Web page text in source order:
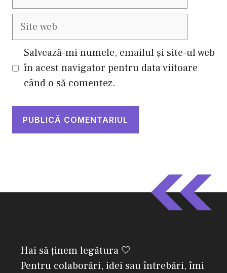
Site
Salvează-mi numele, emailul și site-ul web
în acest navigator pentru data viitoare
când o să comentez.
Hai să ținem legătura 🤍
Pentru colaborări, idei sau întrebări, îmi